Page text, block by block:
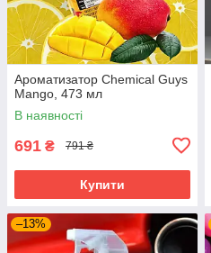
Ароматизатор Chemical Guys
Mango, 473 мл
В наявності
691 ₴ 791 ₴
Купити
–13%